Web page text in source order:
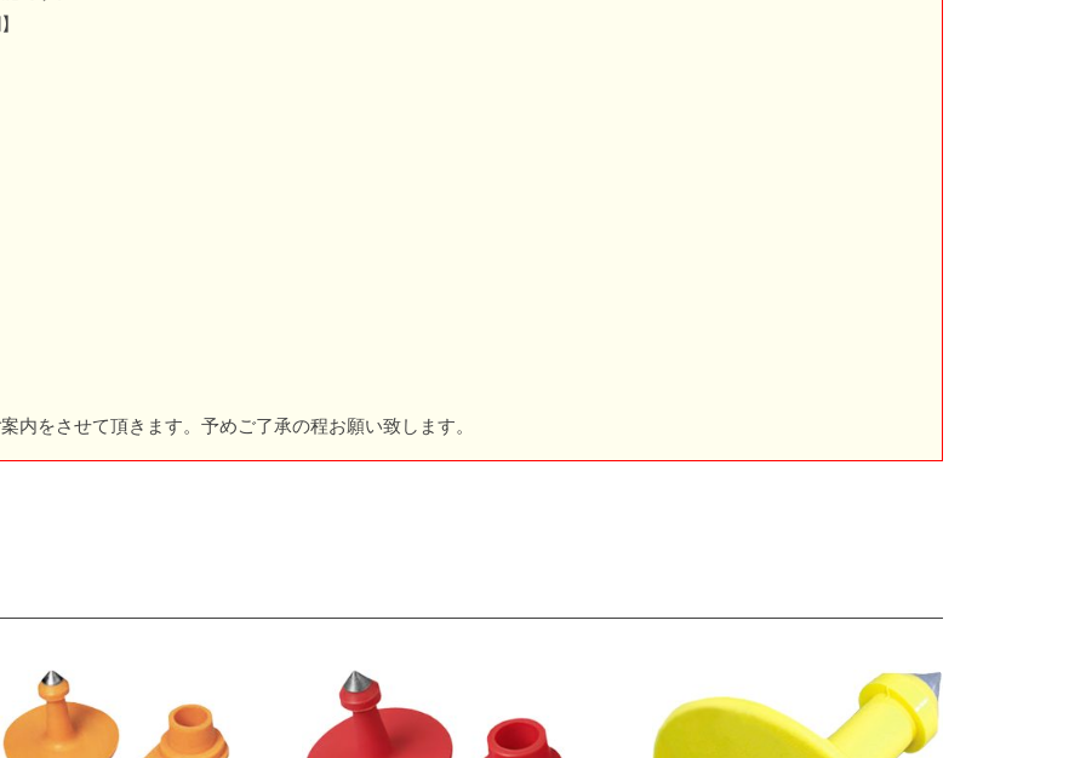
内をさせて頂きます。予めご了承の程お願い致します。